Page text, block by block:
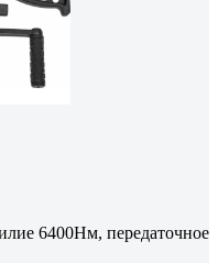
6400Нм, передаточное